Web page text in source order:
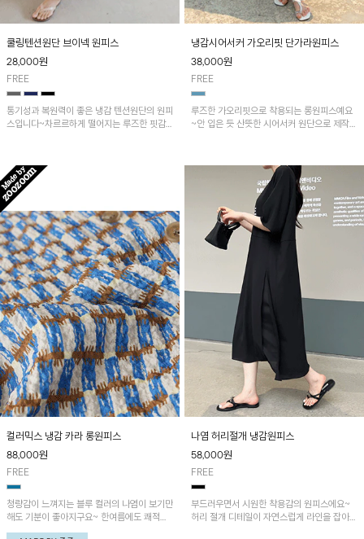
쿨링텐션원단 브이넥 원피스
28,000원
FREE
통기성과 복원력이 좋은 냉감 텐션원단의 원피
스입니다~차르르하게 떨어지는 루즈한 핏감
냉감시어서커 가오리핏 단가라원피스
38,000원
FREE
루즈한 가오리핏으로 착용되는 롱원피스예요
~안 입은 듯 산뜻한 시어서커 원단으로 제작되
컬러믹스 냉감 카라 롱원피스
88,000원
FREE
청량감이 느껴지는 블루 컬러의 나염이 보기만
해도 기분이 좋아지구요~ 한여름에도 쾌적하
게 입기 좋답니다~
나염 허리절개 냉감원피스
58,000원
FREE
부드러우면서 시원한 착용감의 원피스에요~
허리 절개 디테일이 자연스럽게 라인을 잡아주